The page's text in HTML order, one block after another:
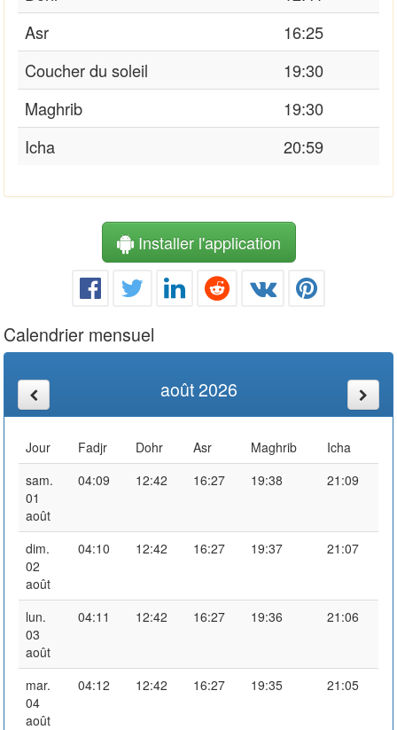
Asr
16:25
Coucher du soleil
19:30
Maghrib
19:30
Icha
20:59
Installer l'application
Calendrier mensuel
août 2026
Jour Fadjr Dohr Asr Maghrib
Icha
sam.
01
août
04:09 12:42 16:27 19:38 21:09
dim.
02
août
04:10 12:42 16:27 19:37 21:07
lun.
03
août
04:11 12:42 16:27 19:36 21:06
mar.
04
août
04:12 12:42 16:27 19:35 21:05